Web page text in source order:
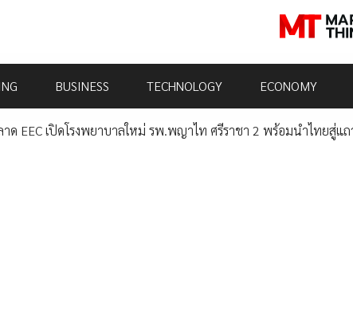
BUSINESS TECHNOLOGY ECONOMY